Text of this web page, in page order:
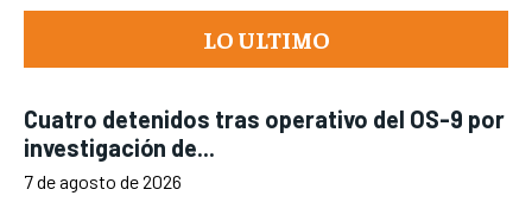
LO ULTIMO
Cuatro detenidos tras operativo del OS-9 por
investigación de...
7 de agosto de 2026